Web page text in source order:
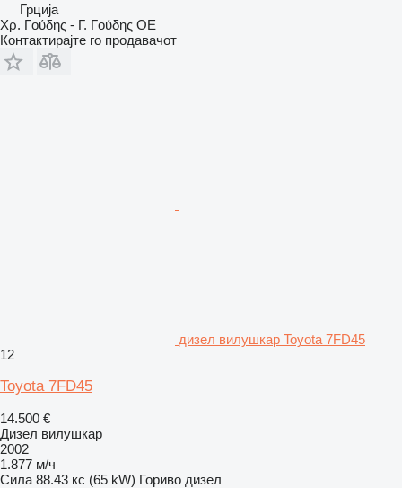
Грција
Χρ. Γούδης - Γ. Γούδης ΟΕ
Контактирајте го продавачот
дизел вилушкар Toyota 7FD45
12
Toyota 7FD45
14.500 €
Дизел вилушкар
2002
1.877 м/ч
Сила 88.43 кс (65 kW) Гориво дизел